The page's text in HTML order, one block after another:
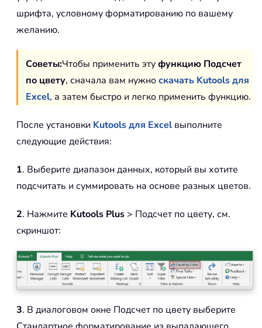
шрифта, условному форматированию по вашему
желанию.
Советы:Чтобы применить этуфункцию Подсчет
по цвету, сначала вам нужноскачать Kutools для
Excel, а затем быстро и легко применить функцию.
После установки Kutools для Excel выполните
следующие действия:
1. Выберите диапазон данных, который вы хотите
подсчитать и суммировать на основе разных цветов.
2. Нажмите Kutools Plus > Подсчет по цвету, см.
скриншот:
3. В диалоговом окне Подсчет по цвету выберите